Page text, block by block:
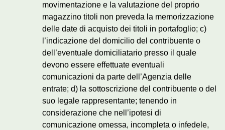
movimentazione e la valutazione del proprio
magazzino titoli non preveda la memorizzazione
delle date di acquisto dei titoli in portafoglio; c)
l’indicazione del domicilio del contribuente o
dell’eventuale domiciliatario presso il quale
devono essere effettuate eventuali
comunicazioni da parte dell’Agenzia delle
entrate; d) la sottoscrizione del contribuente o del
suo legale rappresentante; tenendo in
considerazione che nell’ipotesi di
comunicazione omessa, incompleta o infedele,